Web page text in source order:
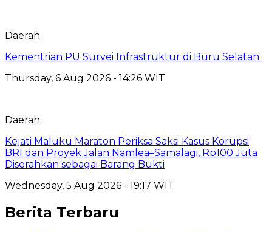
Daerah
Kementrian PU Survei Infrastruktur di Buru Selatan
Thursday, 6 Aug 2026 - 14:26 WIT
Daerah
Kejati Maluku Maraton Periksa Saksi Kasus Korupsi
BRI dan Proyek Jalan Namlea–Samalagi, Rp100 Juta
Diserahkan sebagai Barang Bukti
Wednesday, 5 Aug 2026 - 19:17 WIT
Berita Terbaru